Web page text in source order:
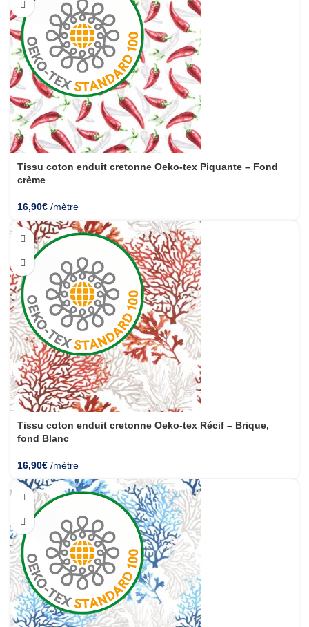
Tissu coton enduit cretonne Oeko-tex Piquante – Fond
crème
16,90€ /mètre
Tissu coton enduit cretonne Oeko-tex Récif – Brique,
fond Blanc
16,90€ /mètre